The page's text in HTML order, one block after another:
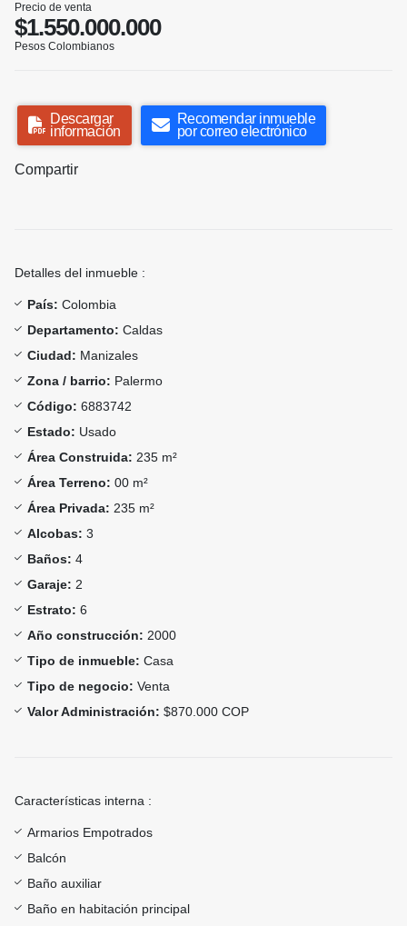
Precio de venta
$1.550.000.000
Pesos Colombianos
Descargar
información
Recomendar inmueble
por correo electrónico
Compartir
Detalles del inmueble :
País: Colombia
Departamento: Caldas
Ciudad: Manizales
Zona / barrio: Palermo
Código: 6883742
Estado: Usado
Área Construida: 235 m²
Área Terreno: 00 m²
Área Privada: 235 m²
Alcobas: 3
Baños: 4
Garaje: 2
Estrato: 6
Año construcción: 2000
Tipo de inmueble: Casa
Tipo de negocio: Venta
Valor Administración: $870.000 COP
Características interna :
Armarios Empotrados
Balcón
Baño auxiliar
Baño en habitación principal